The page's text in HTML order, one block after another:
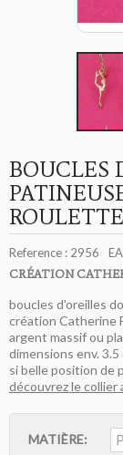
BOUCLES
Reference : 2956
CRÉATION
boucles d'oreilles
création Catherine
argent massif ou
dimensions env.
si belle position de
découvrez le
MATIÈRE: